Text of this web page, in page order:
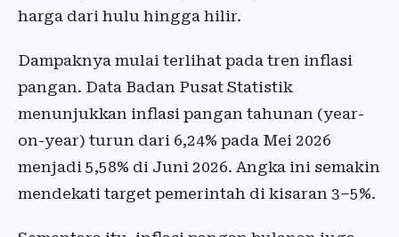
harga dari hulu hingga hilir.
Dampaknya mulai terlihat pada tren inflasi
pangan. Data Badan Pusat Statistik
menunjukkan inflasi pangan tahunan (year-
on-year) turun dari 6,24% pada Mei 2026
menjadi 5,58% di Juni 2026. Angka ini semakin
mendekati target pemerintah di kisaran 3–5%.